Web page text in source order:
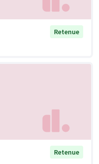
Retenue
Retenue